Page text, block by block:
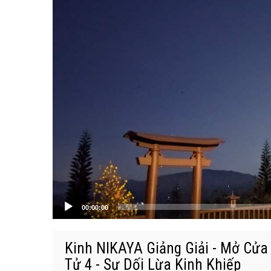
00:00:00
Kinh NIKAYA Giảng Giải - Mở
Tử 4 - Sự Dối Lừa Kinh Khiếp